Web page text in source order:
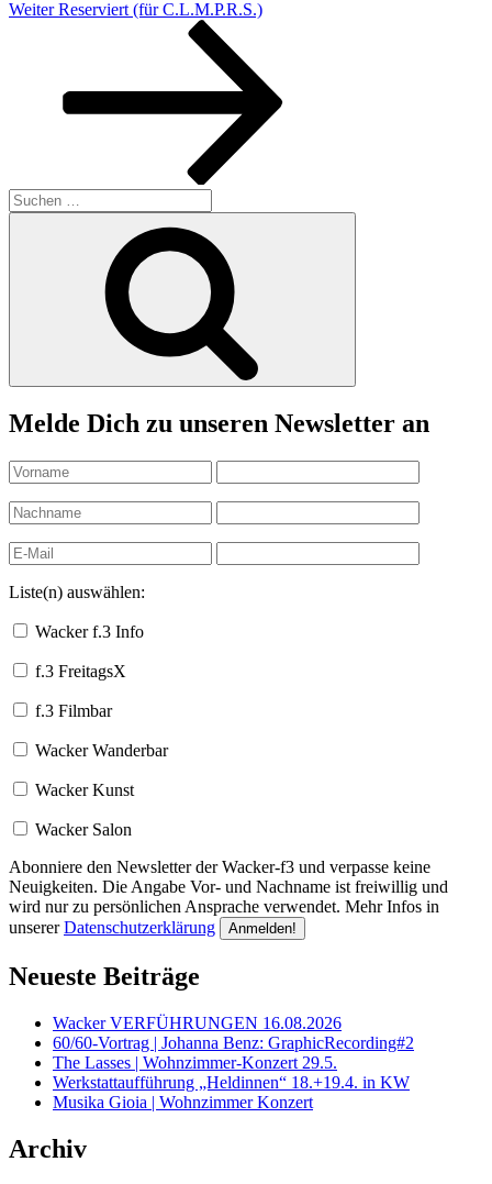
Nächster
Weiter Reserviert (für C.L.M.P.R.S.)
Suchen
nach:
Melde Dich zu unseren Newsletter an
Liste(n) auswählen:
Wacker f.3 Info
f.3 FreitagsX
f.3 Filmbar
Wacker Wanderbar
Wacker Kunst
Wacker Salon
Abonniere den Newsletter der Wacker-f3 und verpasse keine
Neuigkeiten. Die Angabe Vor- und Nachname ist freiwillig und
wird nur zu persönlichen Ansprache verwendet. Mehr Infos in
unsererDatenschutzerklärung
Neueste Beiträge
Wacker VERFÜHRUNGEN 16.08.2026
60/60-Vortrag | Johanna Benz: GraphicRecording#2
The Lasses | Wohnzimmer-Konzert 29.5.
Werkstattaufführung „Heldinnen“ 18.+19.4. in KW
Musika Gioia | Wohnzimmer Konzert
Archiv